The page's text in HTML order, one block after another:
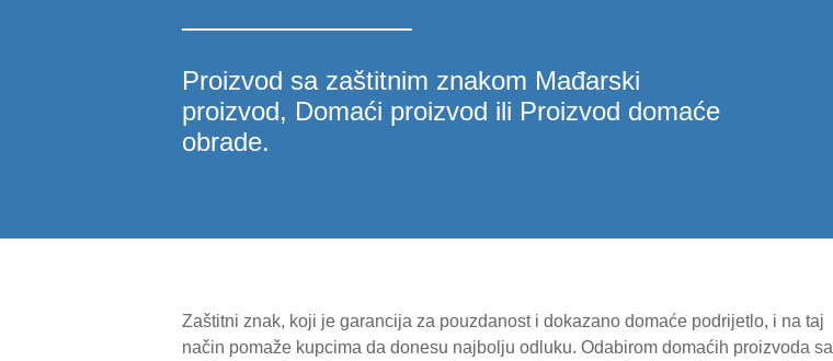
Proizvod sa zaštitnim znakom Mađarski
proizvod, Domaći proizvod ili Proizvod domaće
obrade.
Zaštitni znak, koji je garancija za pouzdanost i dokazano domaće podrijetlo, i na taj
način pomaže kupcima da donesu najbolju odluku. Odabirom domaćih proizvoda sa